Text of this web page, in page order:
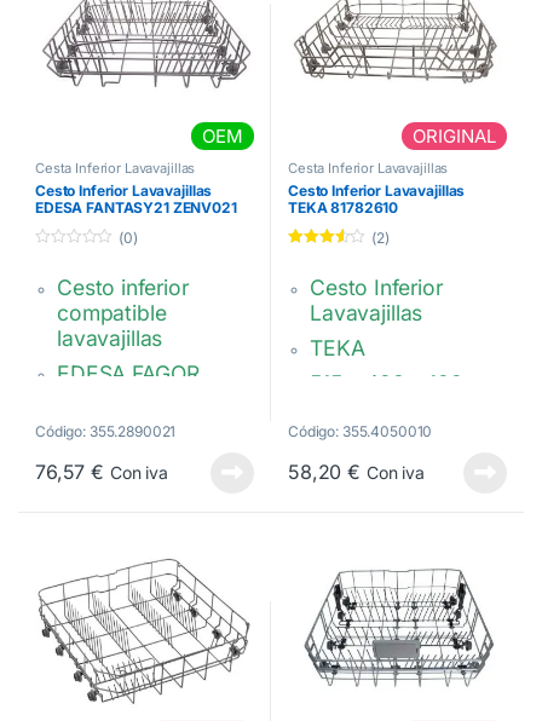
OEM
Cesta Inferior Lavavajillas
Cesto Inferior Lavavajillas
EDESA FANTASY21 ZENV021
e
(0)
Cesto inferior
compatible
lavavajillas
EDESA FAGOR
SPRING21,
ZENV021 , V021
VMI000082 –
AS0028693 –
VMI000436
Código: 355.2890021
76,57€ Con iva
ORIGINAL
Cesta Inferior Lavavajillas
Cesto Inferior Lavavajillas
TEKA 81782610
de 5
(2)
Cesto Inferior
Lavavajillas
TEKA
515 x 498 x 122
2 Raspas traseras
abatibles
Código: 355.4050010
58,20€ Con iva